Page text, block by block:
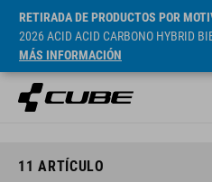
RETIRADA DE PRODUCTOS POR
2026 ACID ACID CARBONO HYBRID
MÁS INFORMACIÓN
11 ARTÍCULO